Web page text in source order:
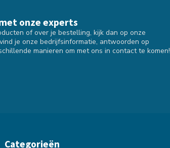
onze experts
of over je bestelling, kijk dan op onze
je onze bedrijfsinformatie, antwoorden op
manieren om met ons in contact te komen!
Categorieën